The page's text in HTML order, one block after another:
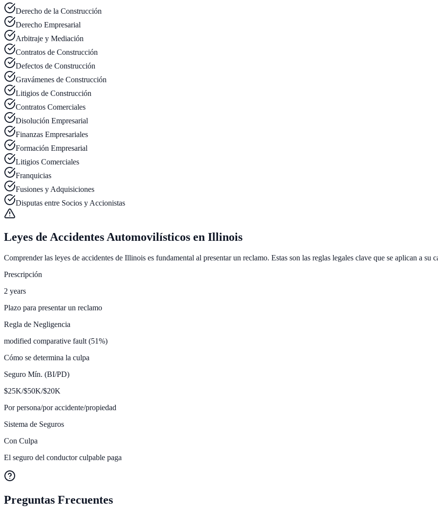
Derecho de la Construcción
Derecho Empresarial
Arbitraje y Mediación
Contratos de Construcción
Defectos de Construcción
Gravámenes de Construcción
Litigios de Construcción
Contratos Comerciales
Disolución Empresarial
Finanzas Empresariales
Formación Empresarial
Litigios Comerciales
Franquicias
Fusiones y Adquisiciones
Disputas entre Socios y Accionistas
Leyes de Accidentes Automovilísticos en Illinois
Comprender las leyes de accidentes de Illinois es fundamental al presentar un reclamo. Estas son las reglas legales clave que se aplican a su
Prescripción
2 years
Plazo para presentar un reclamo
Regla de Negligencia
modified comparative fault (51%)
Cómo se determina la culpa
Seguro Mín. (BI/PD)
$25K/$50K/$20K
Por persona/por accidente/propiedad
Sistema de Seguros
Con Culpa
El seguro del conductor culpable paga
Preguntas Frecuentes